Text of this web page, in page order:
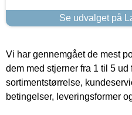
Se udvalget på
Vi har gennemgået de mest
dem med stjerner fra 1 til 5
sortimentstørrelse,
betingelser, leveringsformer